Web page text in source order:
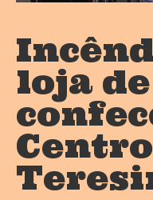
loja de